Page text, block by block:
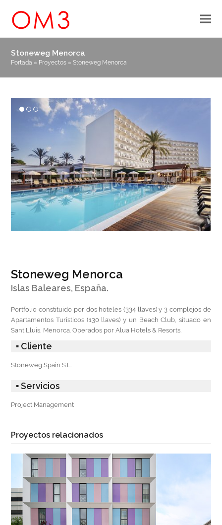
Stoneweg Menorca
Portada » Proyectos »Stoneweg Menorca
Stoneweg Menorca
Islas Baleares, España.
Portfolio constituido por dos hoteles (334 llaves) y 3 complejos de
Apartamentos Turísticos (130 llaves) y un Beach Club, situado en
Sant Lluis, Menorca. Operados por Alua Hotels & Resorts.
▪ Cliente
Stoneweg Spain S.L.
▪ Servicios
Project Management
Proyectos relacionados